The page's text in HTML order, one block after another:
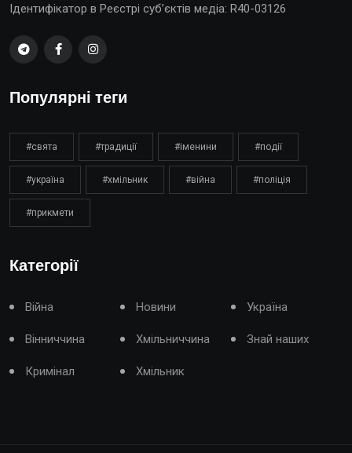
Ідентифікатор в Реєстрі суб’єктів медіа: R40-03126
Популярні теги
#свята #традиції #іменини #події
#україна #хмільник #війна #поліція
#прикмети
Категорії
Війна Новини Україна
Вінниччина Хмільниччина Знай наших
Кримінал Хмільник